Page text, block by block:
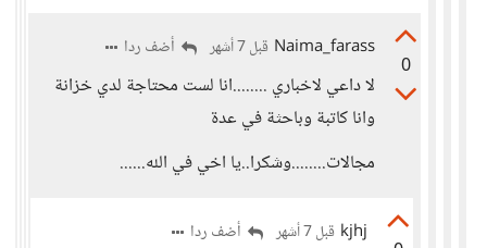
0
Naima_farass قبل 7 أشهر أضف ردا
لا داعي لاخباري ........انا لست محتاجة لدي خزانة
وانا كاتبة وباحثة في عدة
مجالات........وشكرا..يا اخي في الله......
kjhj قبل 7 أشهر أضف ردا